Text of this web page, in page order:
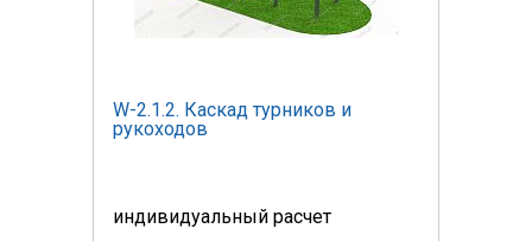
W-2.1.2. Каскад турников и
рукоходов
индивидуальный расчет